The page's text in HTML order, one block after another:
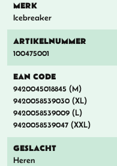
MERK
Icebreaker
ARTIKELNUMMER
100475001
EAN CODE
9420045018845 (M)
9420058539030 (XL)
9420058539009 (L)
9420058539047 (XXL)
GESLACHT
Heren